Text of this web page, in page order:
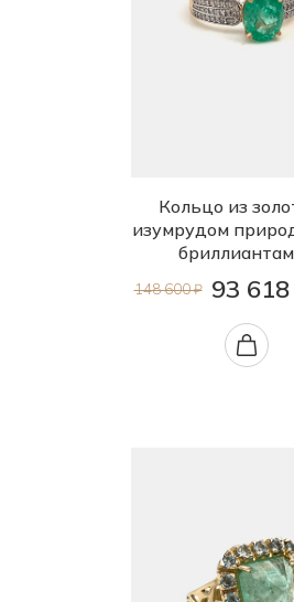
Кольцо из
изумрудом
148 600 ₽ 93